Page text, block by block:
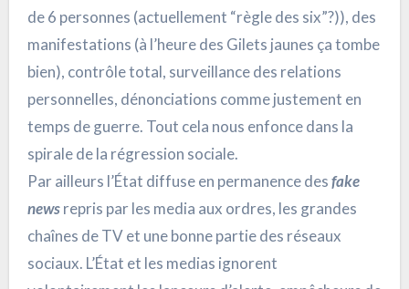
de 6 personnes (actuellement “règle des six”?)), des
manifestations (à l’heure des Gilets jaunes ça tombe
bien), contrôle total, surveillance des relations
personnelles, dénonciations comme justement en
temps de guerre. Tout cela nous enfonce dans la
spirale de la régression sociale.
Par ailleurs l’État diffuse en permanence desfake
newsrepris par les media aux ordres, les grandes
chaînes de TV et une bonne partie des réseaux
sociaux. L’État et les medias ignorent